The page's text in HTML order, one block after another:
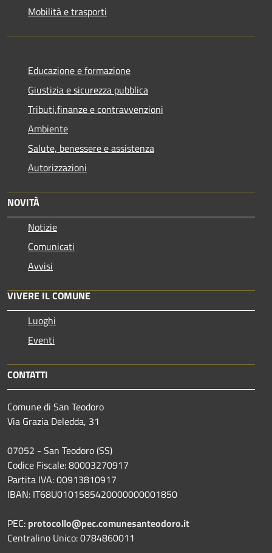
Mobilità e trasporti
Educazione e formazione
Giustizia e sicurezza pubblica
Tributi,finanze e contravvenzioni
Ambiente
Salute, benessere e assistenza
Autorizzazioni
NOVITÀ
Notizie
Comunicati
Avvisi
VIVERE IL COMUNE
Luoghi
Eventi
CONTATTI
Comune di San Teodoro
Via Grazia Deledda, 31
07052 - San Teodoro (SS)
Codice Fiscale: 80003270917
Partita IVA: 00913810917
IBAN: IT68U0101585420000000001850
PEC: protocollo@pec.comunesanteodoro.it
Centralino Unico: 0784860011